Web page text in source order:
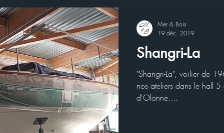
Shangri-La
"Shangri-La", voilier de
nos ateliers dans le hall
d'Olonne....
Mer & Bois
19 déc. 2019